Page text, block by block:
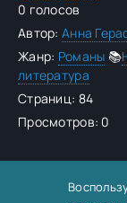
0 голосов
Автор: Анна
Жанр: Романы 📚
литература
Страниц: 84
Просмотров: 0